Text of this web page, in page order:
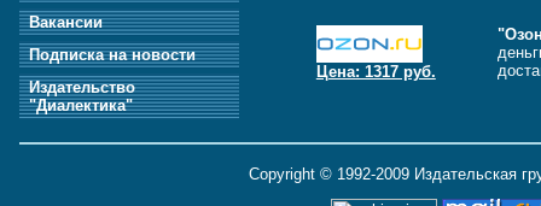
Вакансии
Подписка на новости
Издательство
"Диалектика"
Цена: 1317 руб.
Copyright © 1992-2009 Издательская